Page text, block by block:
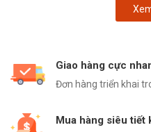
Giao hàng cực
Đơn hàng triển khai
Mua hàng siêu tiết